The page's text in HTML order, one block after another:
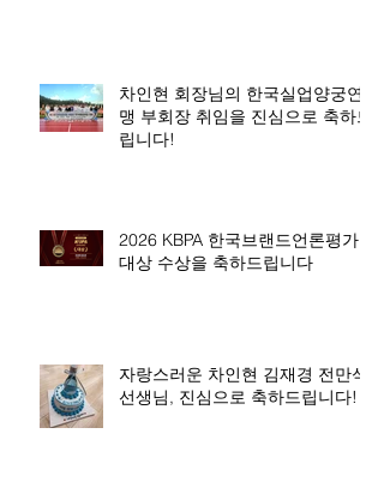
차인현 회장님의 한국실업양궁연
맹 부회장 취임을 진심으로 축하드
립니다!
2026 KBPA 한국브랜드언론평가
대상 수상을 축하드립니다
자랑스러운 차인현 김재경 전만석
선생님, 진심으로 축하드립니다!